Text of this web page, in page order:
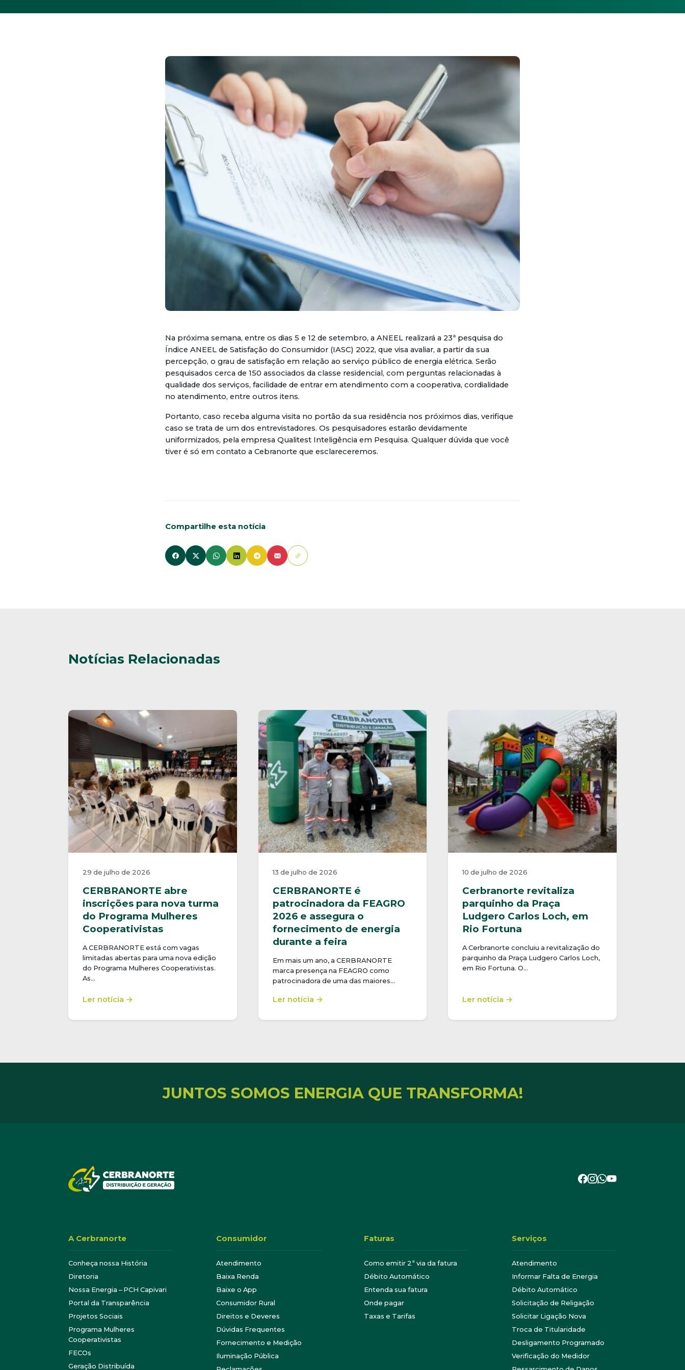
Na próxima semana, entre os dias 5 e 12 de setembro, a ANEEL realizará a 23ª pesquisa do
Índice ANEEL de Satisfação do Consumidor (IASC) 2022, que visa avaliar, a partir da sua
percepção, o grau de satisfação em relação ao serviço público de energia elétrica. Serão
pesquisados cerca de 150 associados da classe residencial, com perguntas relacionadas à
qualidade dos serviços, facilidade de entrar em atendimento com a cooperativa, cordialidade
no atendimento, entre outros itens.
Portanto, caso receba alguma visita no portão da sua residência nos próximos dias, verifique
caso se trata de um dos entrevistadores. Os pesquisadores estarão devidamente
uniformizados, pela empresa Qualitest Inteligência em Pesquisa. Qualquer dúvida que você
tiver é só em contato a Cebranorte que esclareceremos.
Compartilhe esta notícia
Notícias Relacionadas
29 de julho de 2026
CERBRANORTE abre
inscrições para nova turma
do Programa Mulheres
Cooperativistas
A CERBRANORTE está com vagas
limitadas abertas para uma nova edição
do Programa Mulheres Cooperativistas.
As…
Ler notícia →
13 de julho de 2026
CERBRANORTE é
patrocinadora da FEAGRO
2026 e assegura o
fornecimento de energia
durante a feira
Em mais um ano, a CERBRANORTE
marca presença na FEAGRO como
patrocinadora de uma das maiores…
Ler notícia →
10 de julho de 2026
Cerbranorte revitaliza
parquinho da Praça
Ludgero Carlos Loch, em
Rio Fortuna
A Cerbranorte concluiu a revitalização do
parquinho da Praça Ludgero Carlos Loch,
em Rio Fortuna. O…
Ler notícia →
JUNTOS SOMOS ENERGIA QUE TRANSFORMA!
A Cerbranorte
Conheça nossa História
Diretoria
Nossa Energia – PCH Capivari
Portal da Transparência
Projetos Sociais
Programa Mulheres
Cooperativistas
FECOs
Geração Distribuída
Consumidor
Atendimento
Baixa Renda
Baixe o App
Consumidor Rural
Direitos e Deveres
Dúvidas Frequentes
Fornecimento e Medição
Iluminação Pública
Faturas
Como emitir 2ª via da fatura
Débito Automático
Entenda sua fatura
Onde pagar
Taxas e Tarifas
Serviços
Atendimento
Informar Falta de Energia
Débito Automático
Solicitação de Religação
Solicitar Ligação Nova
Troca de Titularidade
Desligamento Programado
Verificação do Medidor